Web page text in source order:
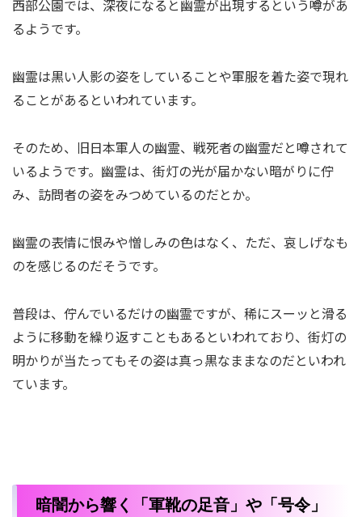
西部公園では、深夜になると幽霊が出現するという噂があ
るようです。
幽霊は黒い人影の姿をしていることや軍服を着た姿で現れ
ることがあるといわれています。
そのため、旧日本軍人の幽霊、戦死者の幽霊だと噂されて
いるようです。幽霊は、街灯の光が届かない暗がりに佇
み、訪問者の姿をみつめているのだとか。
幽霊の表情に恨みや憎しみの色はなく、ただ、哀しげなも
のを感じるのだそうです。
普段は、佇んでいるだけの幽霊ですが、稀にスーッと滑る
ように移動を繰り返すこともあるといわれており、街灯の
明かりが当たってもその姿は真っ黒なままなのだといわれ
ています。
暗闇から響く「軍靴の足音」や「号令」